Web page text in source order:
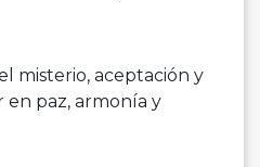
misterio, aceptación y
paz, armonía y